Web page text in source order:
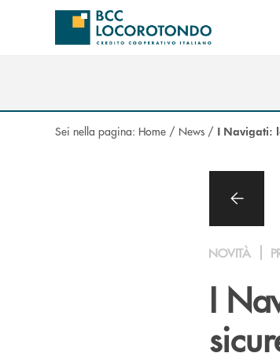
Salta al contenuto principale
Sei nella pagina: Home / News / I Navigati:
NOVITÀ
I